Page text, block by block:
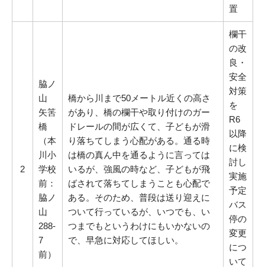
置
2
脇ノ
山
矢筈
橋
（本
川小
学校
前：
脇ノ
山
288-
7
前）
橋から川まで50メートル近くの高さ
があり、橋の欄干や取り付けのガー
ドレールの間が広くて、子どもが滑
り落ちてしまう心配がある。通る時
は橋の真ん中を通るように言っては
いるが、強風の時など、子どもが飛
ばされて落ちてしまうことも心配で
ある。そのため、普段は送り迎えに
ついて行っているが、いつでも、い
つまでもというわけにもいかないの
で、早急に対応してほしい。
欄干
の改
良・
安全
対策
を
R6
以降
に検
討し
実施
予定
バス
停の
変更
につ
いて